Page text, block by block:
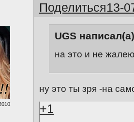
Поделиться13-
UGS
на это и не
ну это ты зря -на
+1